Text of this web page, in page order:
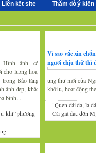
Liên kết site Thăm dò ý kiến
Hình ảnh cô
cho luống hoa,
trong Bảo tàng
ảnh đẹp, khắc
bình…
khí” phương
Vì sao vắc xin
người chịu thử thì
ung thư mới của
khối u, hoạt động
"Quen dái dạ, lạ
Cái giá đau đớn